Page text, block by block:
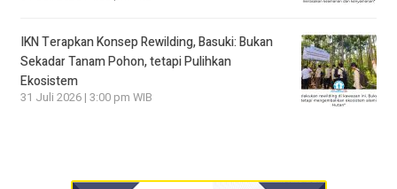
IKN Terapkan Konsep Rewilding, Basuki: Bukan
Sekadar Tanam Pohon, tetapi Pulihkan
Ekosistem
31 Juli 2026 | 3:00 pm WIB